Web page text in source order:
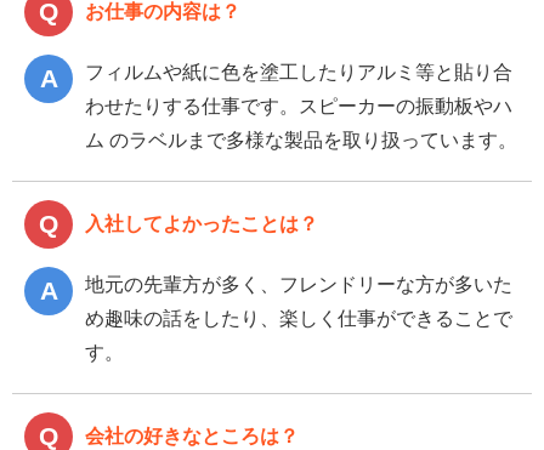
お仕事の内容は？
フィルムや紙に色を塗工したりアルミ等と貼り合
わせたりする仕事です。スピーカーの振動板やハ
ム のラベルまで多様な製品を取り扱っています。
入社してよかったことは？
地元の先輩方が多く、フレンドリーな方が多いた
め趣味の話をしたり、楽しく仕事ができることで
す。
会社の好きなところは？